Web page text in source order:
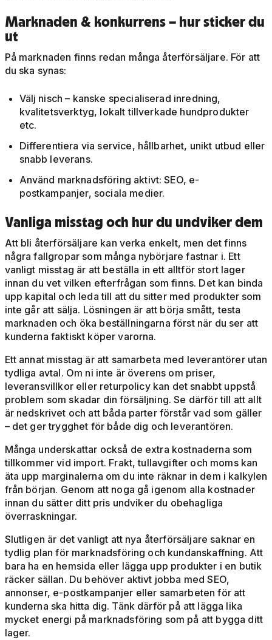
Marknaden & konkurrens – hur sticker du
ut
På marknaden finns redan många återförsäljare. För att
du ska synas:
Välj nisch – kanske specialiserad inredning,
kvalitetsverktyg, lokalt tillverkade hundprodukter
etc.
Differentiera via service, hållbarhet, unikt utbud eller
snabb leverans.
Använd marknadsföring aktivt: SEO, e-
postkampanjer, sociala medier.
Vanliga misstag och hur du undviker dem
Att bli återförsäljare kan verka enkelt, men det finns
några fallgropar som många nybörjare fastnar i. Ett
vanligt misstag är att beställa in ett alltför stort lager
innan du vet vilken efterfrågan som finns. Det kan binda
upp kapital och leda till att du sitter med produkter som
inte går att sälja. Lösningen är att börja smått, testa
marknaden och öka beställningarna först när du ser att
kunderna faktiskt köper varorna.
Ett annat misstag är att samarbeta med leverantörer utan
tydliga avtal. Om ni inte är överens om priser,
leveransvillkor eller returpolicy kan det snabbt uppstå
problem som skadar din försäljning. Se därför till att allt
är nedskrivet och att båda parter förstår vad som gäller
– det ger trygghet för både dig och leverantören.
Många underskattar också de extra kostnaderna som
tillkommer vid import. Frakt, tullavgifter och moms kan
äta upp marginalerna om du inte räknar in dem i kalkylen
från början. Genom att noga gå igenom alla kostnader
innan du sätter ditt pris undviker du obehagliga
överraskningar.
Slutligen är det vanligt att nya återförsäljare saknar en
tydlig plan för marknadsföring och kundanskaffning. Att
bara ha en hemsida eller lägga upp produkter i en butik
räcker sällan. Du behöver aktivt jobba med SEO,
annonser, e-postkampanjer eller samarbeten för att
kunderna ska hitta dig. Tänk därför på att lägga lika
mycket energi på marknadsföring som på att bygga ditt
lager.